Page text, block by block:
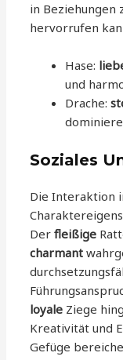
in Beziehungen
hervorrufen
Hase:
und
Drache:
Soziales
Die Interaktion
Derfleißige
charmant
loyale Ziege
Kreativität und
Gefüge